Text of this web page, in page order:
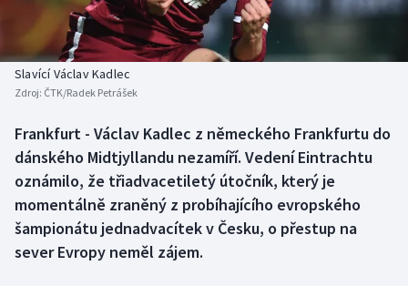
Baseball a softbal
Basketbal
Biatlon
Boby a skeleton
Box
Curling
Soutěže
Historické návraty
Aplikace ČT sport
AZ kvíz
Slavící Václav Kadlec
Zdroj: ČTK/Radek Petrášek
Frankfurt - Václav Kadlec z německého Frankfurtu do
dánského Midtjyllandu nezamíří. Vedení Eintrachtu
oznámilo, že třiadvacetiletý útočník, který je
momentálně zraněný z probíhajícího evropského
šampionátu jednadvacítek v Česku, o přestup na
sever Evropy neměl zájem.